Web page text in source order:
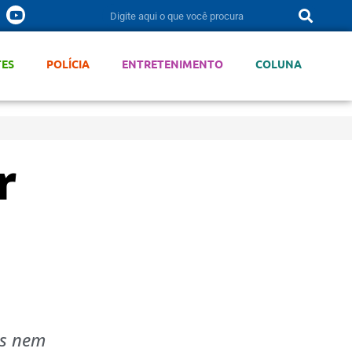
POLÍCIA ENTRETENIMENTO COLUNA
nem